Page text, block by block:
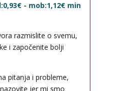
- mob:1,12€ min
razmislite o svemu,
i započenite bolji
pitanja i probleme,
jer mi smo